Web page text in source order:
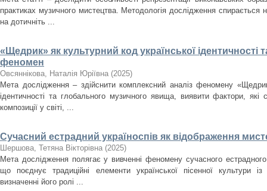
практиках музичного мистецтва. Методологія дослідження спирається
на дотичніть ...
«Щедрик» як культурний код української ідентичності
феномен
Овсяннікова, Наталія Юріївна (2025)
Мета дослідження – здійснити комплексний аналіз феномену
ідентичності та глобального музичного явища, виявити фактори,
композиції у світі, ...
Сучасний естрадний україноспів як відображення
Шершова, Тетяна Вікторівна (2025)
Мета дослідження полягає у вивченні феномену сучасного
що поєднує традиційні елементи української пісенної культури
визначенні його ролі ...